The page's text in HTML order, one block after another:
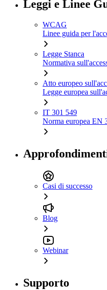
Leggi e Linee
WCAG
Linee guida per
Legge Stanca
Normativa
Atto europeo
Legge europea
IT 301 549
Norma europea EN
Casi di successo
Blog
Webinar
Supporto